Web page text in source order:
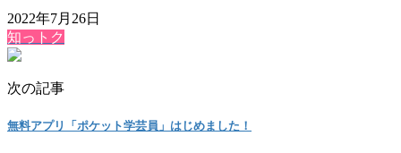
2022年7月26日
知っトク
次の記事
無料アプリ「ポケット学芸員」はじめました！